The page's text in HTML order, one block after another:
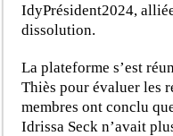
IdyPrésident2024,
dissolution.
La plateforme s’est
Thiès pour évaluer les
membres ont conclu
Idrissa Seck n’avait